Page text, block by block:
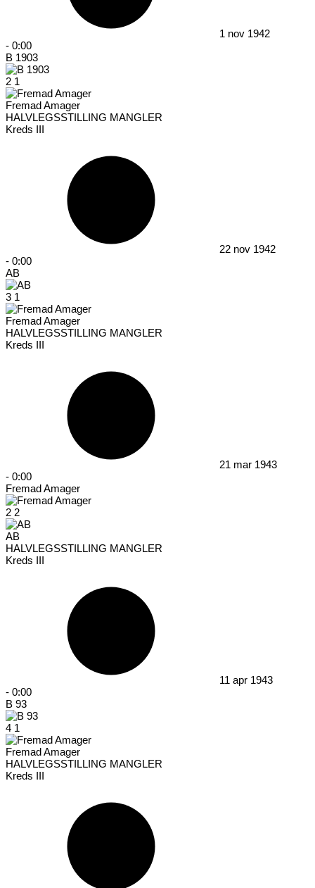
1 nov 1942
- 0:00
B 1903
2 1
Fremad Amager
HALVLEGSSTILLING MANGLER
Kreds III
22 nov 1942
- 0:00
AB
3 1
Fremad Amager
HALVLEGSSTILLING MANGLER
Kreds III
21 mar 1943
- 0:00
Fremad Amager
2 2
AB
HALVLEGSSTILLING MANGLER
Kreds III
11 apr 1943
- 0:00
B 93
4 1
Fremad Amager
HALVLEGSSTILLING MANGLER
Kreds III